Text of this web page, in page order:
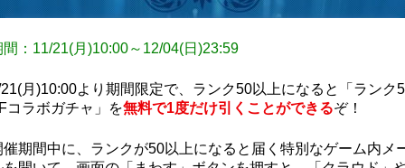
間：11/21(月)10:00～12/04(日)23:59
月)10:00より期間限定で、ランク50以上になると「ランク
コラボガチャ」を無料で1度だけ引くことができるぞ！
催期間中に、ランクが50以上になると届く特別なゲーム内メ